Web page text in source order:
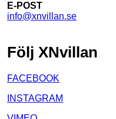
E-POST
info@xnvillan.se
Följ XNvillan
FACEBOOK
INSTAGRAM